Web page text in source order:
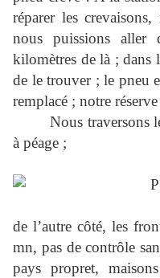
réparer les
nous puissions aller
kilomètres de là ; dans
de le trouver ; le pneu
remplacé ; notre
Nous traversons
à péage ;
de l’autre côté, les
mn, pas de contrôle
pays propret,